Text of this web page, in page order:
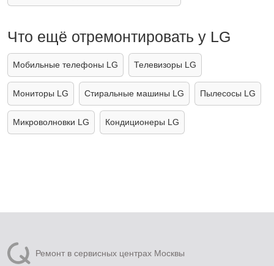
Что ещё отремонтировать у LG
Мобильные телефоны LG Телевизоры LG
Мониторы LG Стиральные машины LG Пылесосы LG
Микроволновки LG Кондиционеры LG
Ремонт в сервисных центрах Москвы